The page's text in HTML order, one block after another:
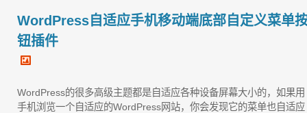
WordPress自适应手机移动端底部自定义菜单
钮插件
WordPress的很多高级主题都是自适应各种设备屏幕大小的，如果用
手机浏览一个自适应的WordPress网站，你会发现它的菜单也自适应